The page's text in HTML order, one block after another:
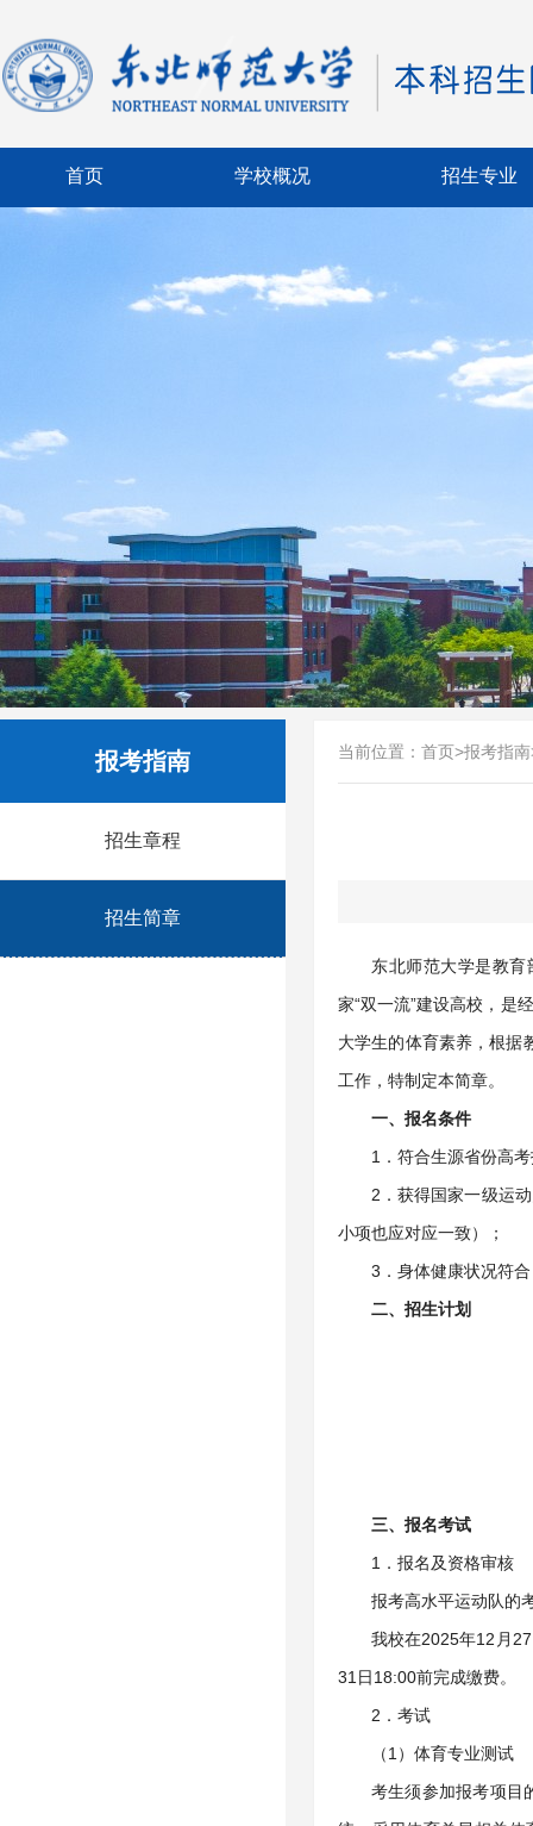
首页 学校概况 招生专业
报考指南
招生章程
招生简章
当前位置： 首页>报考指南
东北师范大学是教育
家“双一流”建设高校，是
大学生的体育素养，根据
工作，特制定本简章。
一、报名条件
1．符合生源省份高
2．获得国家一级运
小项也应对应一致）；
3．身体健康状况符
二、招生计划
三、报名考试
1．报名及资格审核
报考高水平运动队的
我校在2025年12月
31日18:00前完成缴费。
2．考试
（1）体育专业测试
考生须参加报考项目